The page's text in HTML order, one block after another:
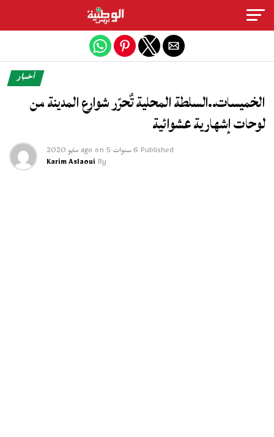
أخبار
الخميسات..السلطة المحلية تٌحرّر شوارع المدينة من
لوحات إشهارية عشوائية
Published 6 سنوات ago on 5 مايو 2020
By
Karim Aslaoui
Exit mobile version